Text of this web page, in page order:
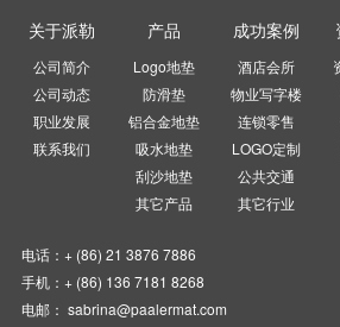
关于派勒
公司简介
公司动态
职业发展
联系我们
产品
Logo地垫
防滑垫
铝合金地垫
吸水地垫
刮沙地垫
其它产品
成功案例
酒店会所
物业写字楼
连锁零售
LOGO定制
公共交通
其它行业
电话：+ (86) 21 3876 7886
手机：+ (86) 136 7181 8268
电邮： sabrina@paalermat.com